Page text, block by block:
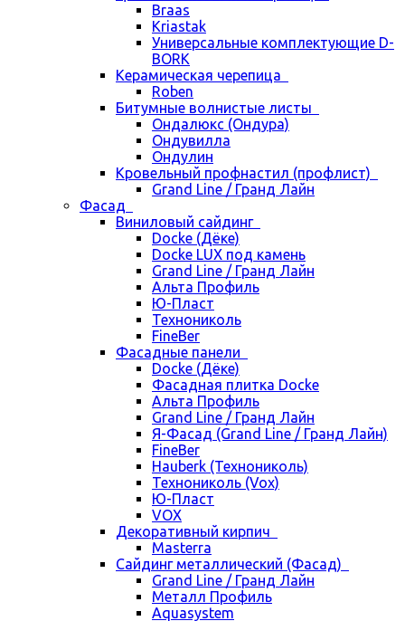
Braas
Kriastak
Универсальные комплектующие D-
BORK
Керамическая черепица
Roben
Битумные волнистые листы
Ондалюкс (Ондура)
Ондувилла
Ондулин
Кровельный профнастил (профлист)
Grand Line / Гранд Лайн
Фасад
Виниловый сайдинг
Docke (Дёке)
Docke LUX под камень
Grand Line / Гранд Лайн
Альта Профиль
Ю-Пласт
Технониколь
FineBer
Фасадные панели
Docke (Дёке)
Фасадная плитка Docke
Альта Профиль
Grand Line / Гранд Лайн
Я-Фасад (Grand Line / Гранд Лайн)
FineBer
Hauberk (Технониколь)
Технониколь (Vox)
Ю-Пласт
VOX
Декоративный кирпич
Masterra
Сайдинг металлический (Фасад)
Grand Line / Гранд Лайн
Металл Профиль
Aquasystem